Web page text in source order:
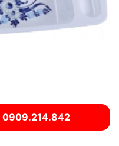
0909.214.842